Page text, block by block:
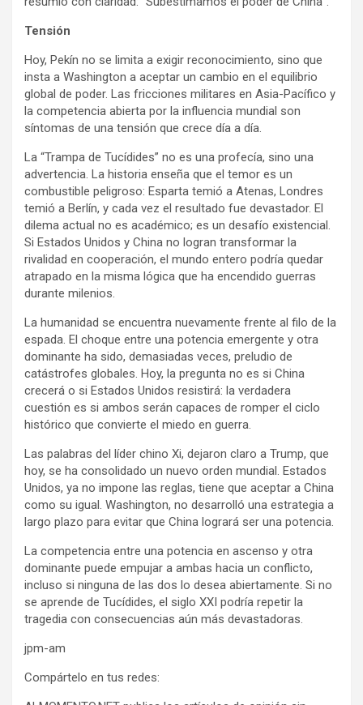
Tensión
Hoy, Pekín no se limita a exigir reconocimiento, sino que
insta a Washington a aceptar un cambio en el equilibrio
global de poder. Las fricciones militares en Asia-Pacífico y
la competencia abierta por la influencia mundial son
síntomas de una tensión que crece día a día.
La “Trampa de Tucídides” no es una profecía, sino una
advertencia. La historia enseña que el temor es un
combustible peligroso: Esparta temió a Atenas, Londres
temió a Berlín, y cada vez el resultado fue devastador. El
dilema actual no es académico; es un desafío existencial.
Si Estados Unidos y China no logran transformar la
rivalidad en cooperación, el mundo entero podría quedar
atrapado en la misma lógica que ha encendido guerras
durante milenios.
La humanidad se encuentra nuevamente frente al filo de la
espada. El choque entre una potencia emergente y otra
dominante ha sido, demasiadas veces, preludio de
catástrofes globales. Hoy, la pregunta no es si China
crecerá o si Estados Unidos resistirá: la verdadera
cuestión es si ambos serán capaces de romper el ciclo
histórico que convierte el miedo en guerra.
Las palabras del líder chino Xi, dejaron claro a Trump, que
hoy, se ha consolidado un nuevo orden mundial. Estados
Unidos, ya no impone las reglas, tiene que aceptar a China
como su igual. Washington, no desarrolló una estrategia a
largo plazo para evitar que China logrará ser una potencia.
La competencia entre una potencia en ascenso y otra
dominante puede empujar a ambas hacia un conflicto,
incluso si ninguna de las dos lo desea abiertamente. Si no
se aprende de Tucídides, el siglo XXI podría repetir la
tragedia con consecuencias aún más devastadoras.
jpm-am
Compártelo en tus redes: